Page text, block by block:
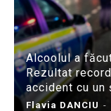
Alcoolul a
Rezultat
accident cu un
Flavia DANCIU -